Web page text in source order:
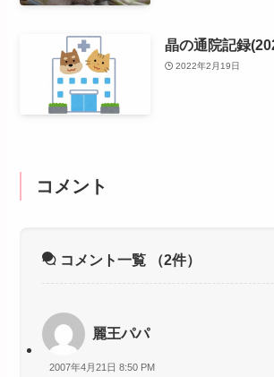
晶の通院記録
2022年2月19日
コメント
コメント一覧 （2件）
麗王パパ
2007年4月21日 8:50 PM